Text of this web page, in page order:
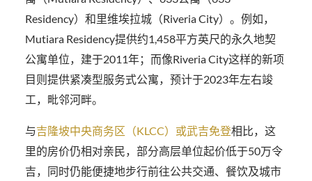
Residency）和里维埃拉城（Riveria City）。例如，
Mutiara Residency提供约1,458平方英尺的永久地契
公寓单位，建于2011年；而像Riveria City这样的新项
目则提供紧凑型服务式公寓，预计于2023年左右竣
工，毗邻河畔。
与吉隆坡中央商务区（KLCC）或武吉免登相比，这
里的房价仍相对亲民，部分高层单位起价低于50万令
吉，同时仍能便捷地步行前往公共交通、餐饮及城市